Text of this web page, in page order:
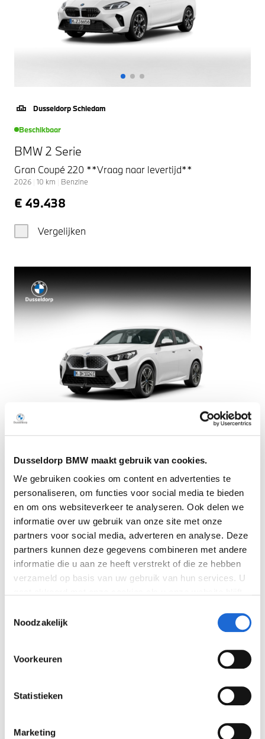
Dusseldorp BMW maakt gebruik van cookies.
We gebruiken cookies om content en advertenties te
personaliseren, om functies voor social media te bieden
en om ons websiteverkeer te analyseren. Ook delen we
informatie over uw gebruik van onze site met onze
partners voor social media, adverteren en analyse. Deze
partners kunnen deze gegevens combineren met andere
informatie die u aan ze heeft verstrekt of die ze hebben
verzameld op basis van uw gebruik van hun services. U
Noodzakelijk
Voorkeuren
Statistieken
Marketing
Dusseldorp Schiedam
Beschikbaar
BMW 2 Serie
Gran Coupé 220 **Vraag naar levertijd**
2026 10 km Benzine
€ 49.438
Vergelijken
Dusseldorp Schiedam
Beschikbaar
BMW iX2
eDrive20 67 kWh **Vraag naar levertijd**
2026| 10km|Elektrisch
€ 54.435